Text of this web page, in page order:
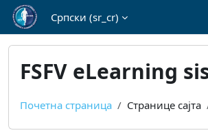
Иди на главни садржај
Српски ‎(sr_cr)‎
FSFV eLearning
Почетна страница Странице сајта